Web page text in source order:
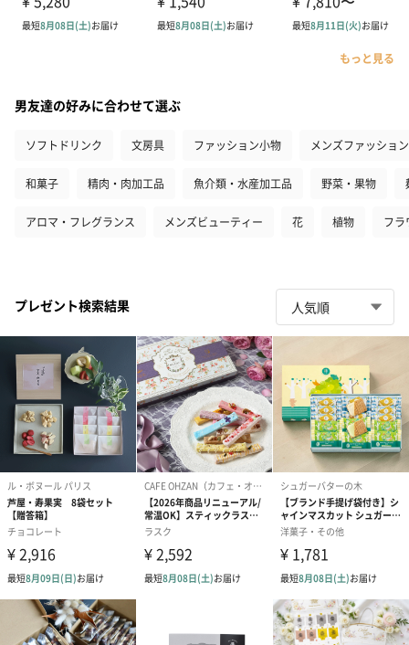
もっと見る
男友達の好みに合わせて選ぶ
ソフトドリンク 文房具 ファッション小物 メンズファッション
和菓子 精肉・肉加工品 魚介類・水産加工品 野菜・果物
アロマ・フレグランス メンズビューティー 花 植物 フラ
プレゼント検索結果